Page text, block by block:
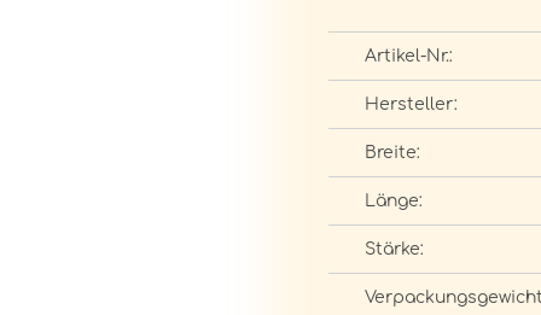
Artikel-Nr.:
Hersteller:
Breite:
Länge:
Stärke: